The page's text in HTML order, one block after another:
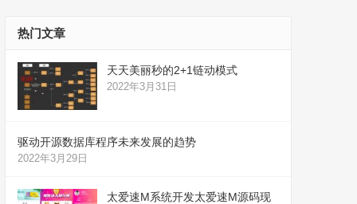
热门文章
天天美丽秒的2+1链动模式
2022年3月31日
驱动开源数据库程序未来发展的趋势
2022年3月29日
太爱速M系统开发太爱速M源码现